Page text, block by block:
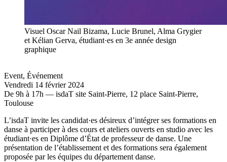
Visuel Oscar Nail Bizama, Lucie Brunel, Alma Grygier
et Kélian Gerva, étudiant·es en 3e année design
graphique
Event, Événement
Vendredi 14 février 2024
De 9h à 17h — isdaT site Saint-Pierre, 12 place Saint-Pierre,
Toulouse
L’isdaT invite les candidat·es désireux d’intégrer ses formations en
danse à participer à des cours et ateliers ouverts en studio avec les
étudiant·es en Diplôme d’État de professeur de danse. Une
présentation de l’établissement et des formations sera également
proposée par les équipes du département danse.